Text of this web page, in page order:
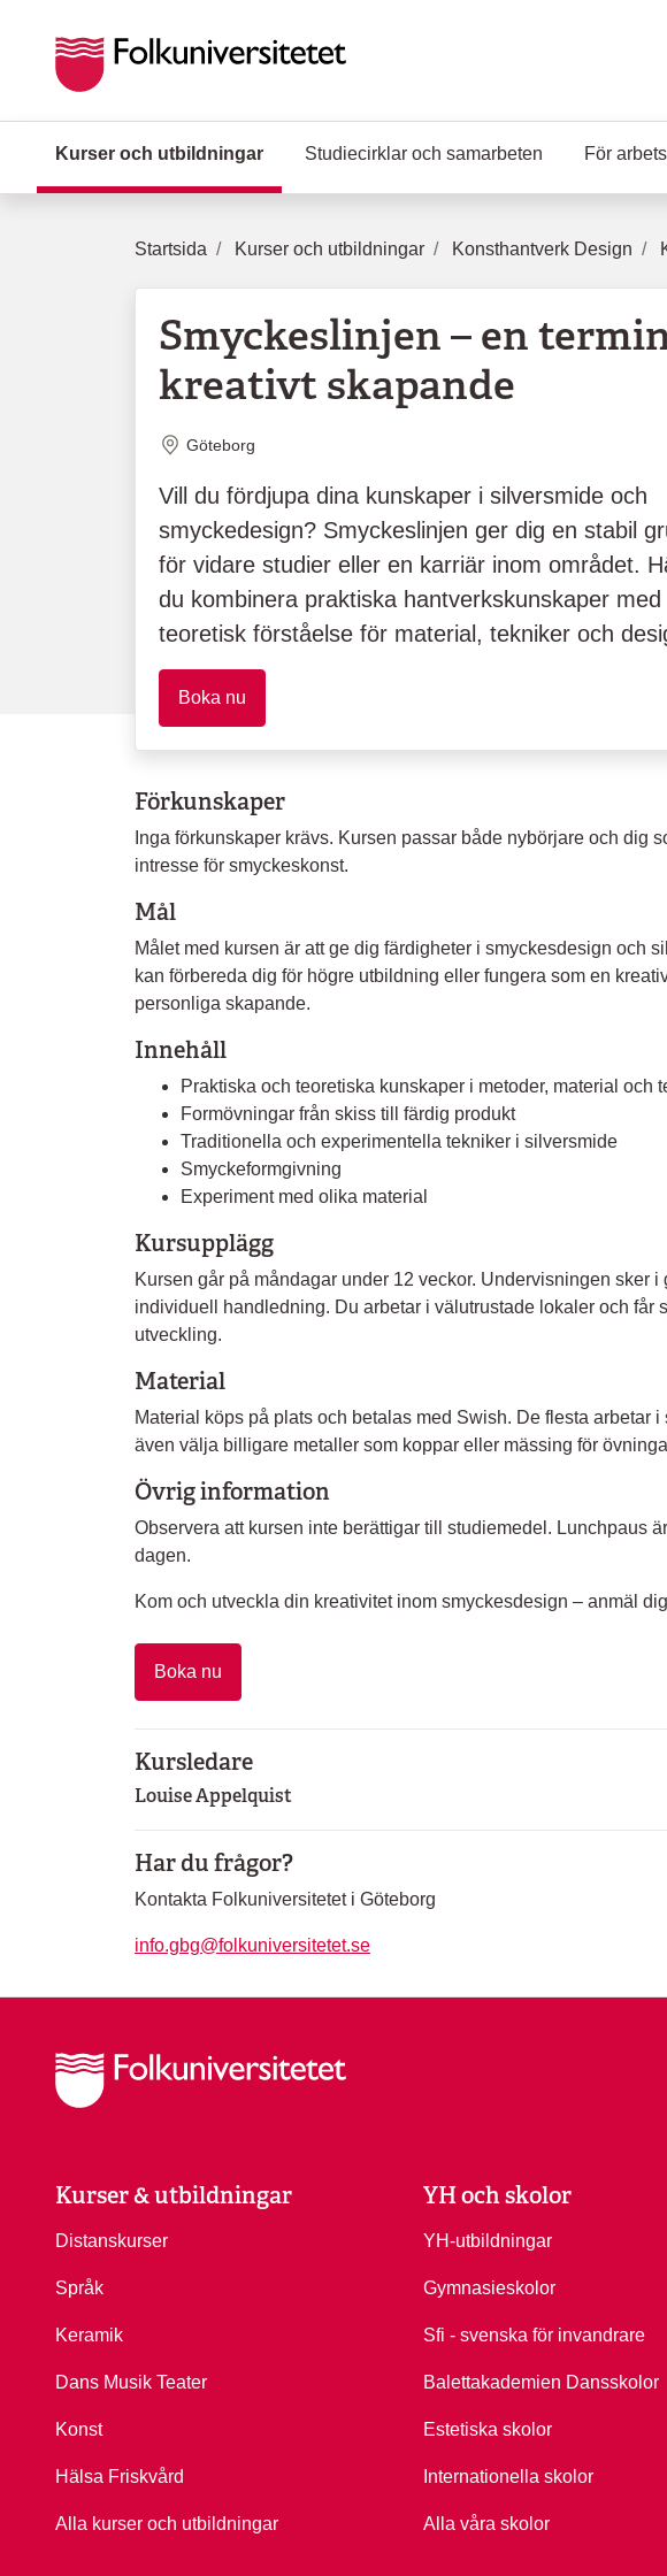
Kurser och utbildningar (Aktuell sida)
Studiecirklar och samarbeten För
Startsida Kurser och utbildningar Konsthantverk Design
Smyckeslinjen – en
kreativt skapande
Plats
Göteborg
Vill du fördjupa dina kunskaper i silversmide och
smyckedesign? Smyckeslinjen ger dig en stabil
för vidare studier eller en karriär inom området.
du kombinera praktiska hantverkskunskaper med
teoretisk förståelse för material, tekniker och
Boka nu
Förkunskaper
Inga förkunskaper krävs. Kursen passar både nybörjare och dig
intresse för smyckeskonst.
Mål
Målet med kursen är att ge dig färdigheter i smyckesdesign och
kan förbereda dig för högre utbildning eller fungera som en
personliga skapande.
Innehåll
Praktiska och teoretiska kunskaper i metoder, material och
Formövningar från skiss till färdig produkt
Traditionella och experimentella tekniker i silversmide
Smyckeformgivning
Experiment med olika material
Kursupplägg
Kursen går på måndagar under 12 veckor. Undervisningen sker i
individuell handledning. Du arbetar i välutrustade lokaler och får
utveckling.
Material
Material köps på plats och betalas med Swish. De flesta arbetar i
även välja billigare metaller som koppar eller mässing för
Övrig information
Observera att kursen inte berättigar till studiemedel. Lunchpaus
dagen.
Kom och utveckla din kreativitet inom smyckesdesign – anmäl
Boka nu
Kursledare
Louise Appelquist
Har du frågor?
Kontakta Folkuniversitetet i Göteborg
info.gbg@folkuniversitetet.se
Kurser & utbildningar
Distanskurser
Språk
Keramik
Dans Musik Teater
Konst
Hälsa Friskvård
Alla kurser och utbildningar
YH och skolor
YH-utbildningar
Gymnasieskolor
Sfi - svenska för invandrare
Balettakademien Dansskolor
Estetiska skolor
Internationella skolor
Alla våra skolor